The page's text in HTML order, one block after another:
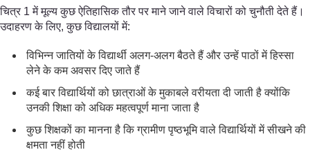
चित्र 1 में मूल्य कुछ ऐतिहासिक तौर पर माने जाने वाले विचारों को चुनौती देते हैं।
उदाहरण के लिए, कुछ विद्यालयों में:
विभिन्न जातियों के विद्यार्थी अलग-अलग बैठते हैं और उन्हें पाठों में हिस्सा
लेने के कम अवसर दिए जाते हैं
कई बार विद्यार्थियों को छात्राओं के मुकाबले वरीयता दी जाती है क्योंकि
उनकी शिक्षा को अधिक महत्वपूर्ण माना जाता है
कुछ शिक्षकों का मानना है कि ग्रामीण पृष्ठभूमि वाले विद्यार्थियों में सीखने की
क्षमता नहीं होती